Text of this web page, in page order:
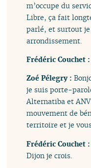
m’occupe du
Libre, ça fait
parlé, et surtout
arrondissement.
Frédéric Couchet
Zoé Pélegry :
je suis porte-
Alternatiba et
mouvement de
territoire et je
Frédéric Couchet
Dijon je crois.